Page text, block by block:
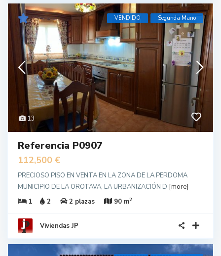
13
VENDIDO Segunda Mano
Referencia P0907
112,500 €
PRECIOSO PISO EN VENTA EN LA ZONA DE LA PERDOMA
MUNICIPIO DE LA OROTAVA, LA URBANIZACIÓN D [more]
1
2 2 plazas 90 m2
Viviendas JP